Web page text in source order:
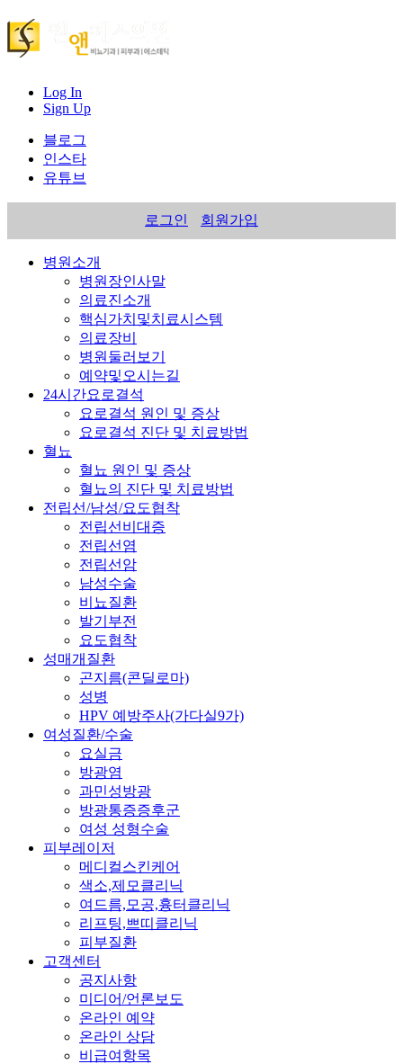
Log In
Sign Up
블로그
인스타
유튜브
로그인 회원가입
병원소개
병원장인사말
의료진소개
핵심가치및치료시스템
의료장비
병원둘러보기
예약및오시는길
24시간요로결석
요로결석 원인 및 증상
요로결석 진단 및 치료방법
혈뇨
혈뇨 원인 및 증상
혈뇨의 진단 및 치료방법
전립선/남성/요도협착
전립선비대증
전립선염
전립선암
남성수술
비뇨질환
발기부전
요도협착
성매개질환
곤지름(콘딜로마)
성병
HPV 예방주사(가다실9가)
여성질환/수술
요실금
방광염
과민성방광
방광통증증후군
여성 성형수술
피부레이저
메디컬스킨케어
색소,제모클리닉
여드름,모공,흉터클리닉
리프팅,쁘띠클리닉
피부질환
고객센터
공지사항
미디어/언론보도
온라인 예약
온라인 상담
비급여항목